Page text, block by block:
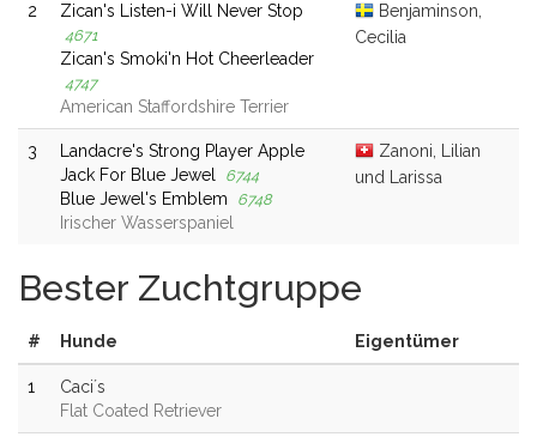
2 Zican's Listen-i Will Never Stop
4671
Zican's Smoki'n Hot Cheerleader
4747
American Staffordshire Terrier
Benjaminson,
Cecilia
3
Landacre's Strong Player Apple
Jack For Blue Jewel 6744
Blue Jewel's Emblem 6748
Irischer Wasserspaniel
Zanoni, Lilian
und Larissa
Bester Zuchtgruppe
# Hunde Eigentümer
1
Caci´s
Flat Coated Retriever